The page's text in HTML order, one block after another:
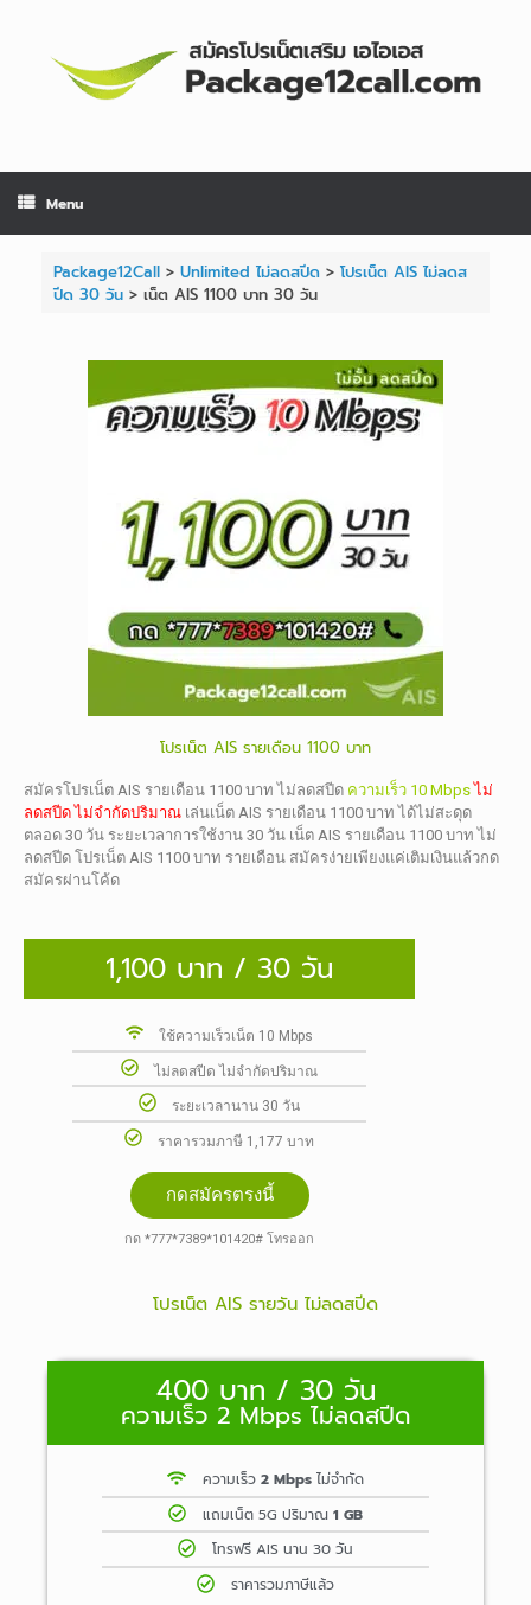
Menu
Package12Call> Unlimited ไม่ลดสปีด> โปรเน็ต AIS ไม่ลดส
ปีด 30 วัน> เน็ต AIS 1100 บาท 30 วัน
โปรเน็ต AIS รายเดือน 1100 บาท
สมัครโปรเน็ต AIS รายเดือน 1100 บาท ไม่ลดสปีด ความเร็ว 10 Mbps ไม่
ลดสปีด ไม่จำกัดปริมาณ เล่นเน็ต AIS รายเดือน 1100 บาท ได้ไม่สะดุด
ตลอด 30 วัน ระยะเวลาการใช้งาน 30 วัน เน็ต AIS รายเดือน 1100 บาท ไม่
ลดสปีด โปรเน็ต AIS 1100 บาท รายเดือน สมัครง่ายเพียงแค่เติมเงินแล้วกด
สมัครผ่านโค้ด
1,100 บาท / 30 วัน
ใช้ความเร็วเน็ต 10 Mbps
ไม่ลดสปีด ไม่จำกัดปริมาณ
ระยะเวลานาน 30 วัน
ราคารวมภาษี 1,177 บาท
กดสมัครตรงนี้
กด *777*7389*101420# โทรออก
โปรเน็ต AIS รายวัน ไม่ลดสปีด
400 บาท / 30 วัน
ความเร็ว 2 Mbps ไม่ลดสปีด
ความเร็ว 2 Mbpsไม่จำกัด
แถมเน็ต 5G ปริมาณ1 GB
โทรฟรี AIS นาน 30 วัน
ราคารวมภาษีแล้ว